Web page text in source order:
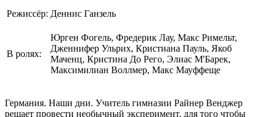
Режиссёр: Деннис Ганзель
В ролях:
Юрген Фогель, Фредерик Лау, Макс Римельт,
Дженнифер Ульрих, Кристиана Пауль, Якоб
Маченц, Кристина До Рего, Элиас М'Барек,
Максимилиан Воллмер, Макс Мауффеще
Германия. Наши дни. Учитель гимназии Райнер Венджер
решает провести необычный эксперимент, для того чтобы